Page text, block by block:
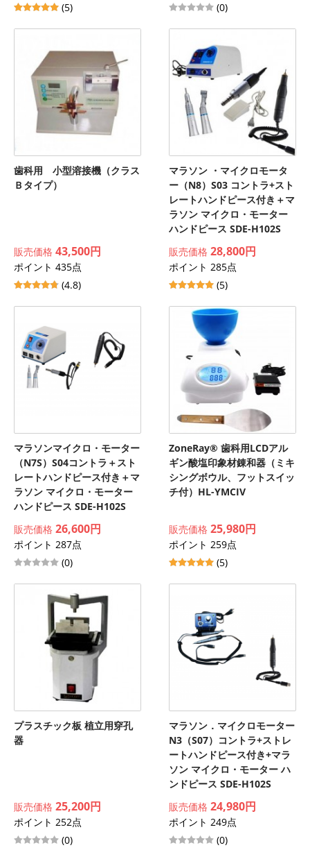
(5)
(0)
歯科用 小型溶接機（クラス
Ｂタイプ）
販売価格 43,500円
ポイント 435点
(4.8)
マラソン ・マイクロモータ
ー（N8）S03 コントラ+スト
レートハンドピース付き＋マ
ラソン マイクロ・モーター
ハンドピース SDE-H102S
販売価格 28,800円
ポイント 285点
(5)
マラソンマイクロ・モーター
（N7S）S04コントラ＋スト
レートハンドピース付き＋マ
ラソン マイクロ・モーター
ハンドピース SDE-H102S
販売価格 26,600円
ポイント 287点
(0)
ZoneRay® 歯科用LCDアル
ギン酸塩印象材錬和器（ミキ
シングボウル、フットスイッ
チ付）HL-YMCIV
販売価格 25,980円
ポイント 259点
(5)
プラスチック板 植立用穿孔
器
販売価格 25,200円
ポイント 252点
(0)
マラソン．マイクロモーター
N3（S07）コントラ+ストレ
ートハンドピース付き+マラ
ソン マイクロ・モーター ハ
ンドピース SDE-H102S
販売価格 24,980円
ポイント 249点
(0)